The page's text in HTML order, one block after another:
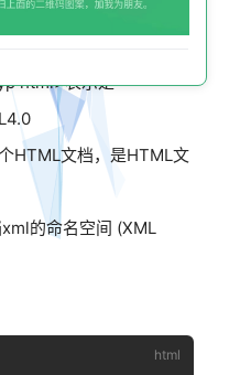
html>表示是
HTML文档，是HTML文
的命名空间 (XML